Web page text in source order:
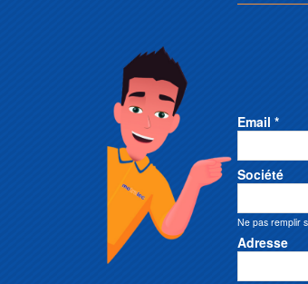
Email *
Société
Ne pas remplir
Adresse